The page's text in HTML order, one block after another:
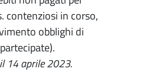
contenziosi in corso,
obblighi di
14 aprile 2023.